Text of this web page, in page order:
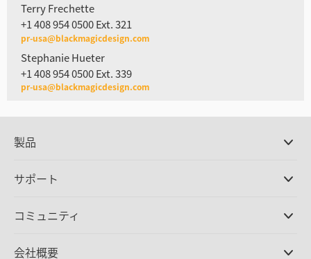
Terry Frechette
+1 408 954 0500 Ext. 321
pr-usa@blackmagicdesign.com
Stephanie Hueter
+1 408 954 0500 Ext. 339
pr-usa@blackmagicdesign.com
製品
DaVinci Resolve/Fusion
ATEMプロダクション
ディスクレコーダー
サポート
サポートセンター
コミュニティ
会社概要